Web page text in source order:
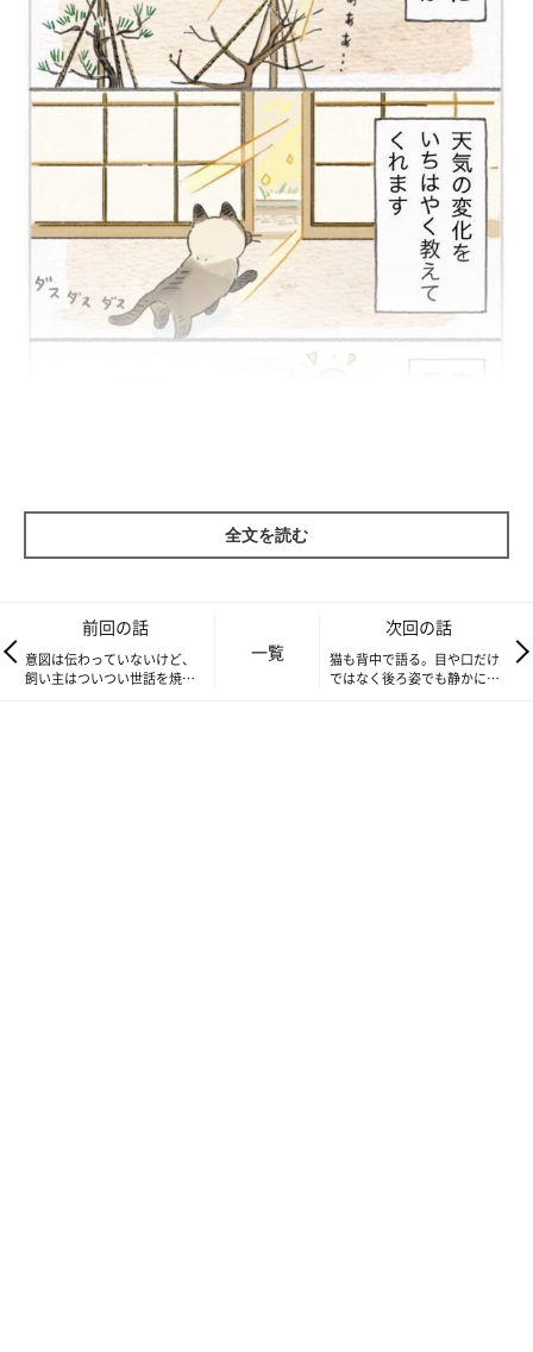
全文を読む
前回の話
意図は伝わっていないけど、
飼い主はついつい世話を焼い
一覧
次回の話
猫も背中で語る。目や口だけ
ではなく後ろ姿でも静かに訴